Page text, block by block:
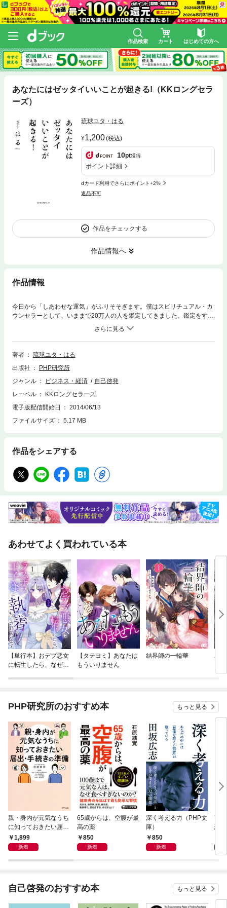
作品検索 カート はじめての方へ
あなたにはゼッタイいいことが起きる!（KKロングセラ
ーズ）
琉球ユタ・はる
1,200(税込)
10pt獲得
ポイント詳細
dカード利用でさらにポイント+2%
返品不可
作品をチェックする
作品情報へ
作品情報
今日から「しあわせな運気」がふりそそぎます。僕はスピリチュアル・カ
ウンセラーとして、いままで20万人の人を鑑定してきました。鑑定をする
中で、はっきりしたのは「運のいい人」と「運の悪い人」は確かに存在す
るということ。しかし、「運がいい人」も「運が悪い人」も、実は「神さ
まから与えられている条件は同じ」なのです。運はいくらでも変えられる
のです。あなたの「思い」「言葉」「行動」しだいで……。
著者
琉球ユタ・はる
出版社
PHP研究所
ジャンル
ビジネス・経済
自己啓発
レーベル
KKロングセラーズ
電子版配信開始日
2014/06/13
ファイルサイズ
5.17 MB
作品をシェアする
あわせてよく買われている本
【単行本】おデブ悪女
に転生したら、なぜか
【タテヨミ】あなたは
もういりません
結界師の一輪華
バ
今
PHP研究所のおすすめ本 もっと見る
親・身内が元気なうち
に知っておきたい届
出・手続きの準備（き
ずな出版）
1,899
新着
65歳からは、空腹が最
高の薬
850
新着
深く考える力（PHP文
庫）
850
新着
面
恐
自己啓発のおすすめ本 もっと見る